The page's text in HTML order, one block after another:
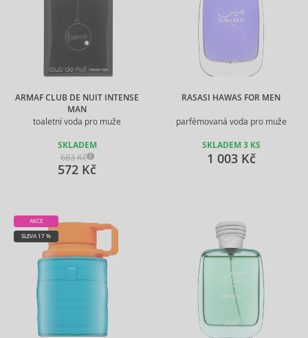
ARMAF CLUB DE NUIT INTENSE
MAN
toaletní voda pro muže
SKLADEM
683 Kč
572 Kč
RASASI HAWAS FOR MEN
parfémovaná voda pro muže
SKLADEM 3 KS
1 003 Kč
AKCE
SLEVA 17 %